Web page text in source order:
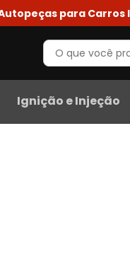
Autopeças para
Ignição e Injeção